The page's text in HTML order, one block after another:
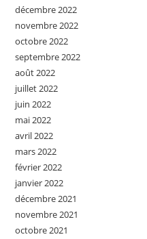
décembre 2022
novembre 2022
octobre 2022
septembre 2022
août 2022
juillet 2022
juin 2022
mai 2022
avril 2022
mars 2022
février 2022
janvier 2022
décembre 2021
novembre 2021
octobre 2021